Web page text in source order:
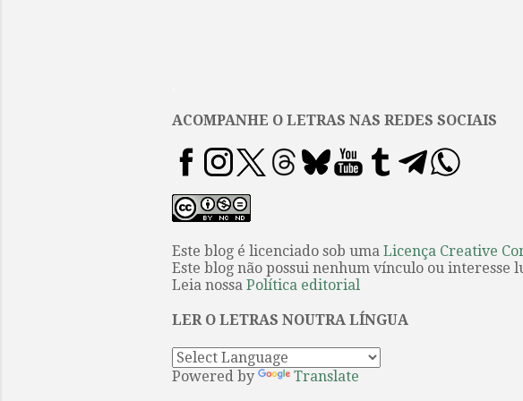
ACOMPANHE O LETRAS NAS REDES SOCIAIS
Este blog é licenciado sob uma Licença Creative
Este blog não possui nenhum vínculo ou
Leia nossa Política editorial
LER O LETRAS NOUTRA LÍNGUA
Powered by Translate